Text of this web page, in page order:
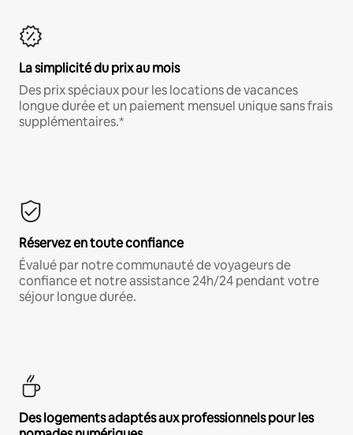
La simplicité du prix au mois
Des prix spéciaux pour les locations de vacances
longue durée et un paiement mensuel unique sans frais
supplémentaires.*
Réservez en toute confiance
Évalué par notre communauté de voyageurs de
confiance et notre assistance 24h/24 pendant votre
séjour longue durée.
Des logements adaptés aux professionnels pour les